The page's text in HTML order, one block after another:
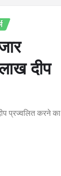
दीप
प्रज्वलित करने का